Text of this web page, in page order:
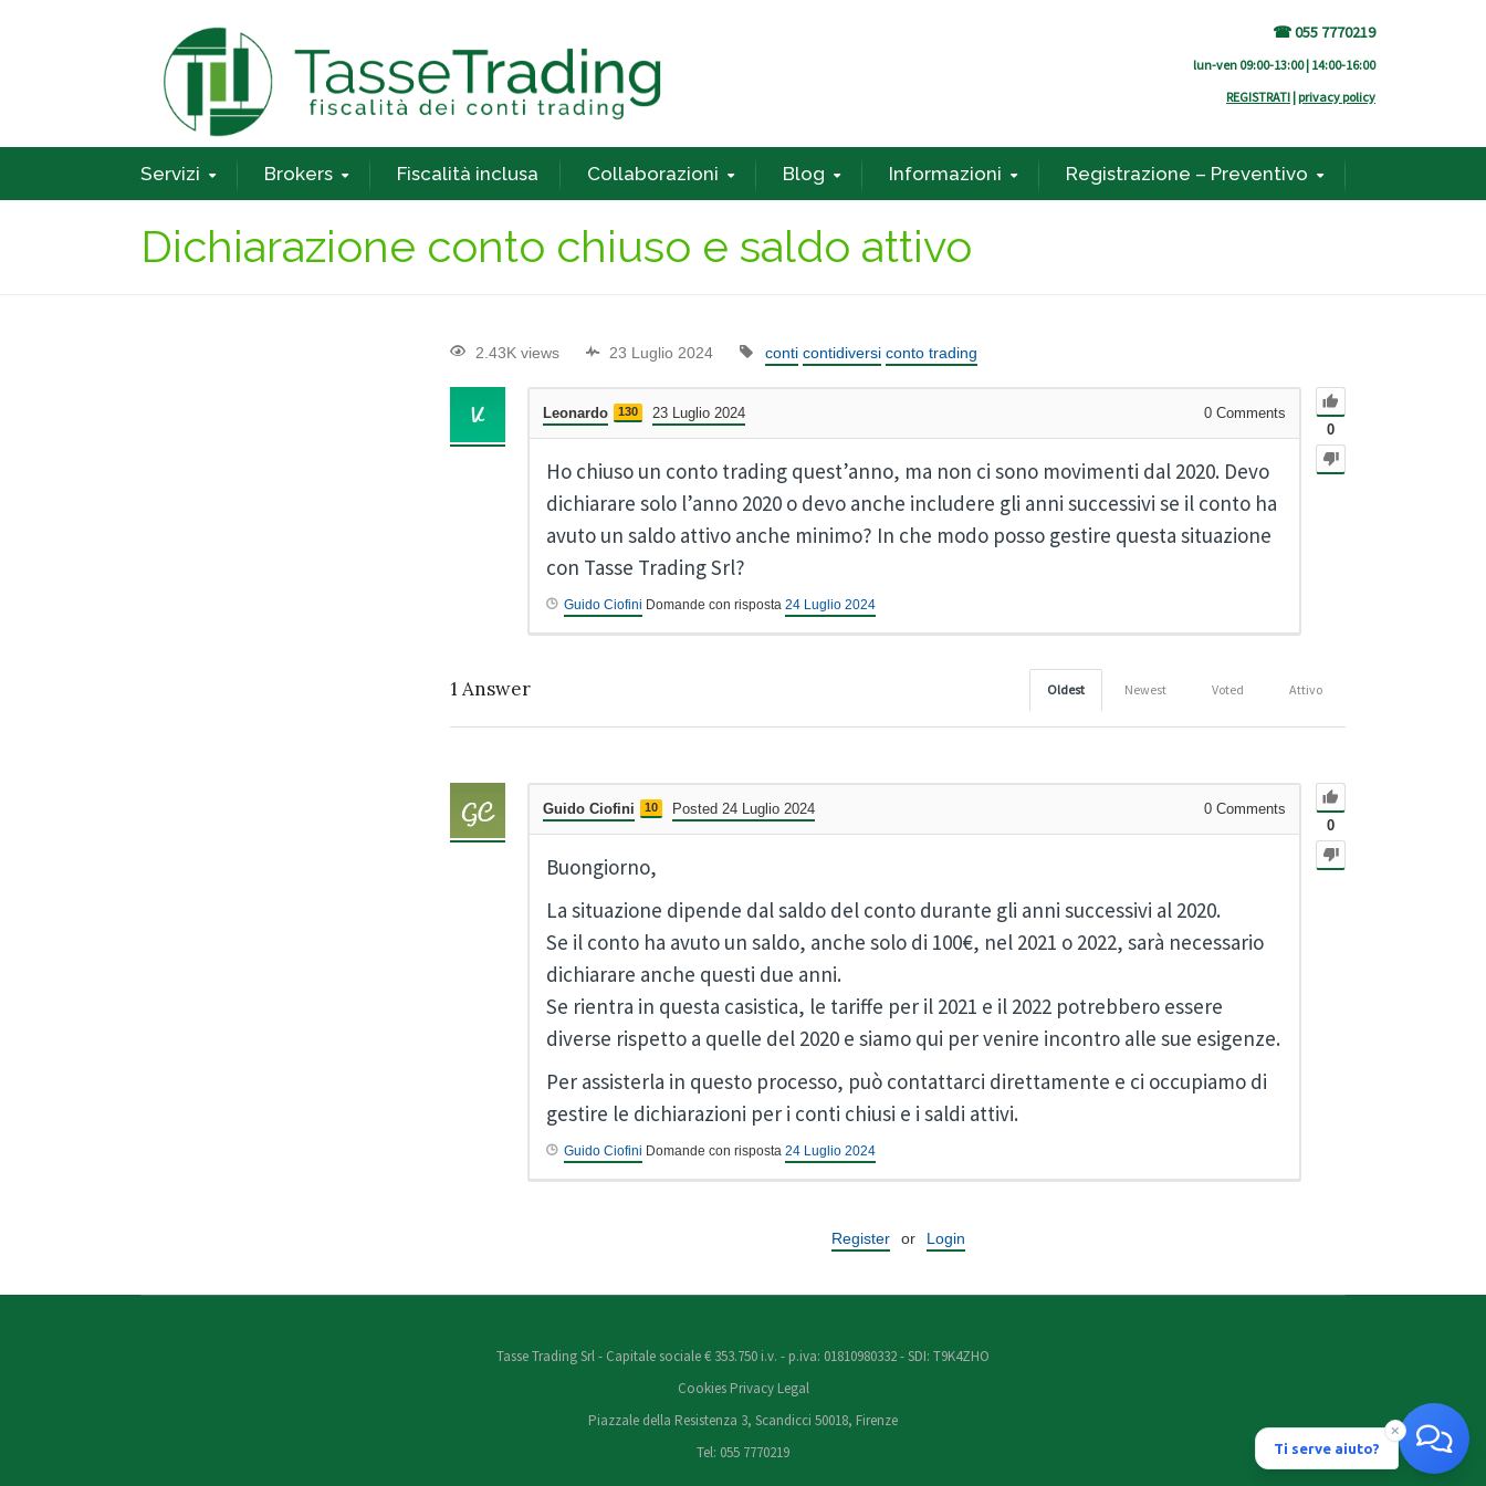
☎ 055 7770219
lun-ven 09:00-13:00 | 14:00-16:00
REGISTRATI | privacy policy
Servizi Brokers Fiscalità inclusa Collaborazioni Blog Informazioni Registrazione – Preventivo
Dichiarazione conto chiuso e saldo attivo
2.43K views 23 Luglio 2024 conti contidiversi conto trading
0
Leonardo 130 23 Luglio 2024 0 Comments
Ho chiuso un conto trading quest’anno, ma non ci sono movimenti dal 2020. Devo
dichiarare solo l’anno 2020 o devo anche includere gli anni successivi se il conto ha
avuto un saldo attivo anche minimo? In che modo posso gestire questa situazione
con Tasse Trading Srl?
Guido Ciofini Domande con risposta 24 Luglio 2024
1 Answer Attivo
Voted
Newest
Oldest
0
Guido Ciofini 10 Posted 24 Luglio 2024 0 Comments
Buongiorno,
La situazione dipende dal saldo del conto durante gli anni successivi al 2020.
Se il conto ha avuto un saldo, anche solo di 100€, nel 2021 o 2022, sarà necessario
dichiarare anche questi due anni.
Se rientra in questa casistica, le tariffe per il 2021 e il 2022 potrebbero essere
diverse rispetto a quelle del 2020 e siamo qui per venire incontro alle sue esigenze.
Per assisterla in questo processo, può contattarci direttamente e ci occupiamo di
gestire le dichiarazioni per i conti chiusi e i saldi attivi.
Guido Ciofini Domande con risposta 24 Luglio 2024
Register or Login
Tasse Trading Srl - Capitale sociale € 353.750 i.v. - p.iva: 01810980332 - SDI: T9K4ZHO
Cookies Privacy Legal
Piazzale della Resistenza 3, Scandicci 50018, Firenze
Tel: 055 7770219
Ti serve aiuto?